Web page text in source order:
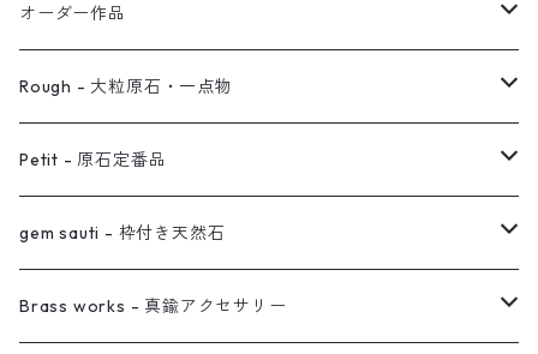
イヤリング対応
ノンホールピアス
オーダー用ページ
真鍮イヤーカフ
バングル
ブローチ
ヘアアクセサリー
オーダー作品
リング
ネックレス
ピアス
イヤーカフ
Rough - 大粒原石・一点物
ピアス
リング
ネックレス
Petit - 原石定番品
ピアス
リング
gem sauti - 枠付き天然石
ピアス
Brass works - 真鍮アクセサリー